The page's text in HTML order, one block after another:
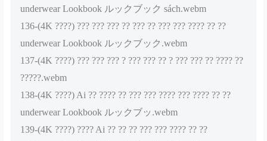
underwear Lookbook ルックブック sách.webm
136-(4K ????) ??? ??? ??? ?? ??? ?? ??? ??? ???? ?? ??
underwear Lookbook ルックブック.webm
137-(4K ????) ??? ??? ??? ? ??? ??? ?? ? ??? ??? ?? ???? ??
?????.webm
138-(4K ????) Ai ?? ???? ?? ??? ??? ???? ??? ???? ?? ??
underwear Lookbook ルックブッ.webm
139-(4K ????) ???? Ai ?? ?? ?? ??? ??? ???? ?? ??